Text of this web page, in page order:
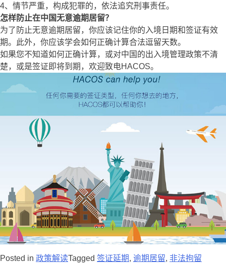
4、情节严重，构成犯罪的，依法追究刑事责任。
怎样防止在中国无意逾期居留？
为了防止无意逾期居留，你应该记住你的入境日期和签证有效
期。此外，你应该学会如何正确计算合法逗留天数。
如果您不知道如何正确计算，或对中国的出入境管理政策不清
楚，或是签证即将到期，欢迎致电HACOS。
Posted in 政策解读Tagged 签证延期, 逾期居留, 非法拘留